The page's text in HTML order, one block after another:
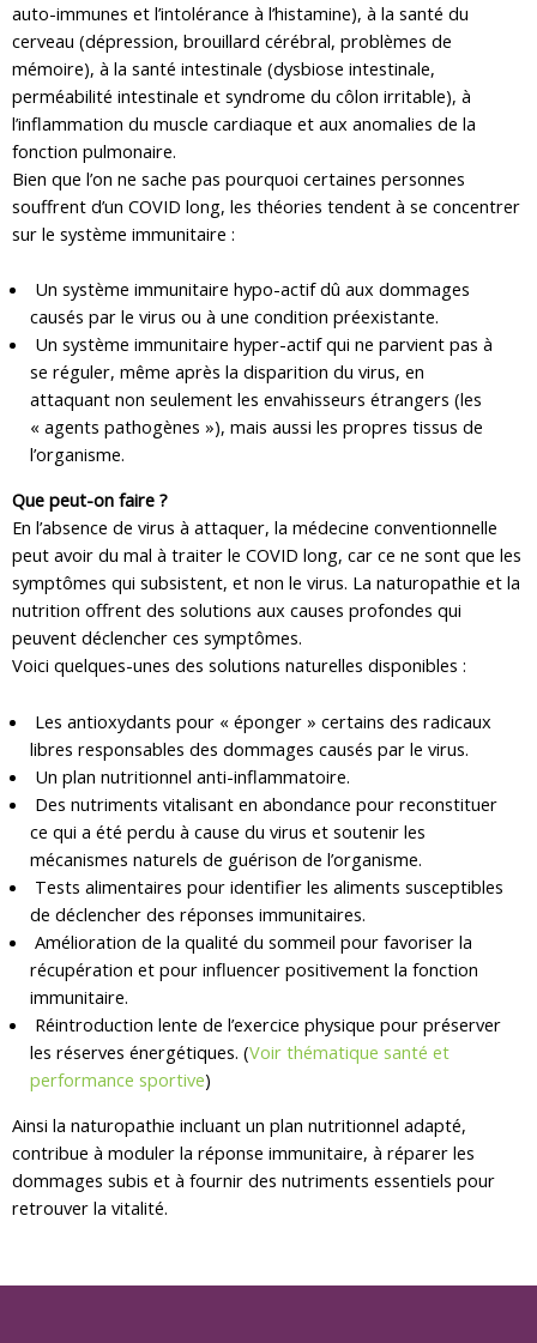
auto-immunes et l’intolérance à l’histamine), à la santé du
cerveau (dépression, brouillard cérébral, problèmes de
mémoire), à la santé intestinale (dysbiose intestinale,
perméabilité intestinale et syndrome du côlon irritable), à
l’inflammation du muscle cardiaque et aux anomalies de la
fonction pulmonaire.
Bien que l’on ne sache pas pourquoi certaines personnes
souffrent d’un COVID long, les théories tendent à se concentrer
sur le système immunitaire :
Un système immunitaire hypo-actif dû aux dommages
causés par le virus ou à une condition préexistante.
Un système immunitaire hyper-actif qui ne parvient pas à
se réguler, même après la disparition du virus, en
attaquant non seulement les envahisseurs étrangers (les
« agents pathogènes »), mais aussi les propres tissus de
l’organisme.
Que peut-on faire ?
En l’absence de virus à attaquer, la médecine conventionnelle
peut avoir du mal à traiter le COVID long, car ce ne sont que les
symptômes qui subsistent, et non le virus. La naturopathie et la
nutrition offrent des solutions aux causes profondes qui
peuvent déclencher ces symptômes.
Voici quelques-unes des solutions naturelles disponibles :
Les antioxydants pour « éponger » certains des radicaux
libres responsables des dommages causés par le virus.
Un plan nutritionnel anti-inflammatoire.
Des nutriments vitalisant en abondance pour reconstituer
ce qui a été perdu à cause du virus et soutenir les
mécanismes naturels de guérison de l’organisme.
Tests alimentaires pour identifier les aliments susceptibles
de déclencher des réponses immunitaires.
Amélioration de la qualité du sommeil pour favoriser la
récupération et pour influencer positivement la fonction
immunitaire.
Réintroduction lente de l’exercice physique pour préserver
les réserves énergétiques. (Voir thématique santé et
performance sportive)
Ainsi la naturopathie incluant un plan nutritionnel adapté,
contribue à moduler la réponse immunitaire, à réparer les
dommages subis et à fournir des nutriments essentiels pour
retrouver la vitalité.